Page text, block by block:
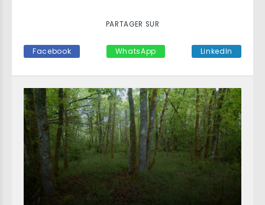
PARTAGER SUR
Facebook WhatsApp LinkedIn